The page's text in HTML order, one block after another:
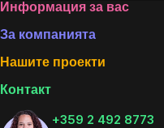
Footer
Информация за вас
За компанията
Нашите проекти
Контакт
+359 2 492 8773